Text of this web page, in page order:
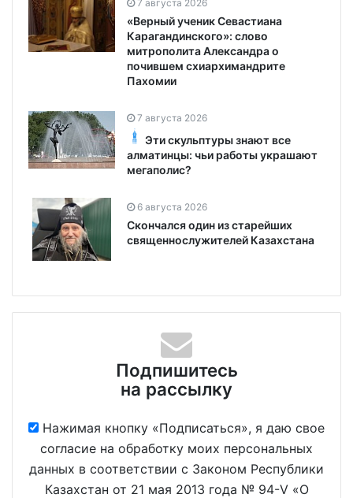
7 августа 2026
«Верный ученик Севастиана
Карагандинского»: слово
митрополита Александра о
почившем схиархимандрите
Пахомии
7 августа 2026
Эти скульптуры знают все
алматинцы: чьи работы украшают
мегаполис?
6 августа 2026
Скончался один из старейших
священнослужителей Казахстана
Подпишитесь
на рассылку
Нажимая кнопку «Подписаться», я даю свое
согласие на обработку моих персональных
данных в соответствии с Законом Республики
Казахстан от 21 мая 2013 года № 94-V «О